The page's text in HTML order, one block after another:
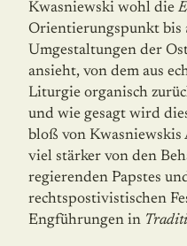
Kwasniewski wohl die
Orientierungspunkt bis
Umgestaltungen der
ansieht, von dem aus
Liturgie organisch
und wie gesagt wird
bloß von Kwasniewskis
viel stärker von den
regierenden Papstes
rechtspostivistischen
Engführungen in